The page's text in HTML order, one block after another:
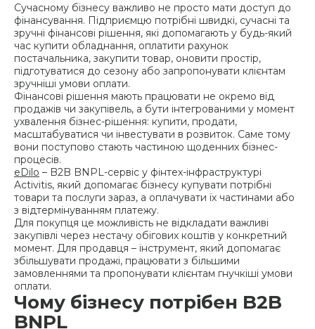
Сучасному бізнесу важливо не просто мати доступ до
фінансування. Підприємцю потрібні швидкі, сучасні та
зручні фінансові рішення, які допомагають у будь-який
час купити обладнання, оплатити рахунок
постачальника, закупити товар, оновити простір,
підготуватися до сезону або запропонувати клієнтам
зручніші умови оплати.
Фінансові рішення мають працювати не окремо від
продажів чи закупівель, а бути інтегрованими у момент
ухвалення бізнес-рішення: купити, продати,
масштабуватися чи інвестувати в розвиток. Саме тому
вони поступово стають частиною щоденних бізнес-
процесів.
eDilo – B2B BNPL-сервіс у фінтех-інфраструктурі
Activitis, який допомагає бізнесу купувати потрібні
товари та послуги зараз, а оплачувати їх частинами або
з відтермінуванням платежу.
Для покупця це можливість не відкладати важливі
закупівлі через нестачу обігових коштів у конкретний
момент. Для продавця – інструмент, який допомагає
збільшувати продажі, працювати з більшими
замовленнями та пропонувати клієнтам гнучкіші умови
оплати.
Чому бізнесу потрібен B2B
BNPL